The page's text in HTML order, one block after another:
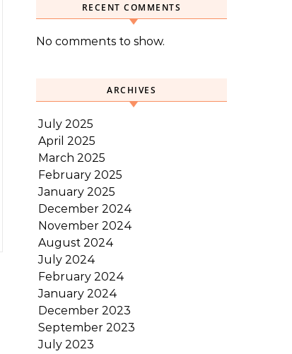
RECENT COMMENTS
No comments to show.
ARCHIVES
July 2025
April 2025
March 2025
February 2025
January 2025
December 2024
November 2024
August 2024
July 2024
February 2024
January 2024
December 2023
September 2023
July 2023